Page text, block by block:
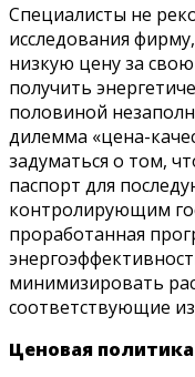
Специалисты не
исследования
низкую цену за свою
получить
половиной
дилемма «цена-
задуматься о том,
паспорт для
контролирующим
проработанная
минимизировать
соответствующие
Ценовая политика